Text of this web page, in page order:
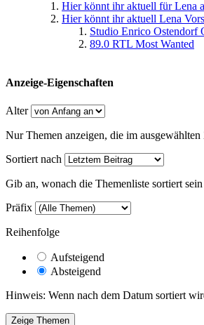
Hier könnt ihr aktuell für Lena
Hier könnt ihr aktuell Lena
Studio Enrico Ostendorf
89.0 RTL Most Wanted
Anzeige-Eigenschaften
Alter
Nur Themen anzeigen, die im
Sortiert nach
Gib an, wonach die Themenliste sortiert
Präfix
Reihenfolge
Aufsteigend
Absteigend
Hinweis: Wenn nach dem Datum sortiert